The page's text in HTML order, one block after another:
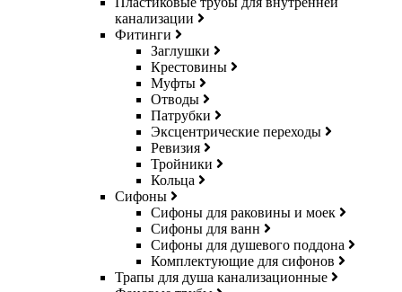
канализации
Фитинги
Заглушки
Крестовины
Муфты
Отводы
Патрубки
Эксцентрические переходы
Ревизия
Тройники
Кольца
Сифоны
Сифоны для раковины и моек
Сифоны для ванн
Сифоны для душевого поддона
Комплектующие для сифонов
Трапы для душа канализационные